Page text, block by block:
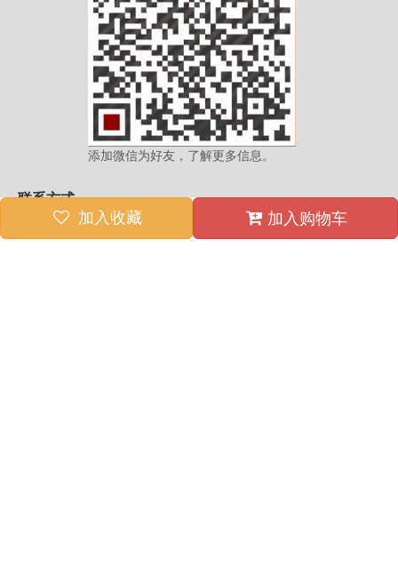
加入收藏 加入购物车
添加微信为好友，了解更多信息。
联系方式
售前咨询